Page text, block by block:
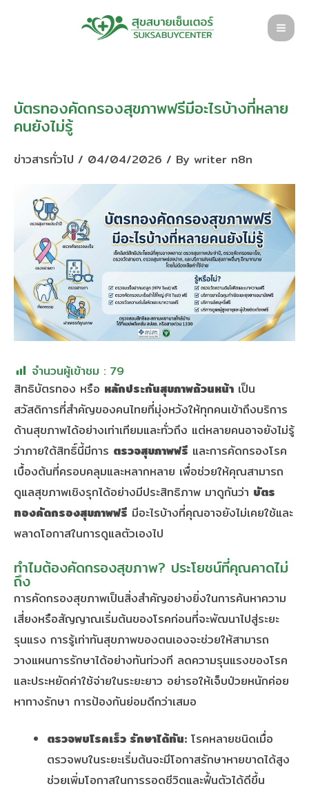
บัตรทองคัดกรองสุขภาพฟรีมีอะไรบ้างที่หลาย
คนยังไม่รู้
ข่าวสารทั่วไป / 04/04/2026 / By writer n8n
จำนวนผู้เข้าชม : 79
สิทธิบัตรทอง หรือ หลักประกันสุขภาพถ้วนหน้า เป็น
สวัสดิการที่สำคัญของคนไทยที่มุ่งหวังให้ทุกคนเข้าถึงบริการ
ด้านสุขภาพได้อย่างเท่าเทียมและทั่วถึง แต่หลายคนอาจยังไม่รู้
ว่าภายใต้สิทธิ์นี้มีการ ตรวจสุขภาพฟรี และการคัดกรองโรค
เบื้องต้นที่ครอบคลุมและหลากหลาย เพื่อช่วยให้คุณสามารถ
ดูแลสุขภาพเชิงรุกได้อย่างมีประสิทธิภาพ มาดูกันว่า บัตร
ทองคัดกรองสุขภาพฟรี มีอะไรบ้างที่คุณอาจยังไม่เคยใช้และ
พลาดโอกาสในการดูแลตัวเองไป
ทำไมต้องคัดกรองสุขภาพ? ประโยชน์ที่คุณคาดไม่
ถึง
การคัดกรองสุขภาพเป็นสิ่งสำคัญอย่างยิ่งในการค้นหาความ
เสี่ยงหรือสัญญาณเริ่มต้นของโรคก่อนที่จะพัฒนาไปสู่ระยะ
รุนแรง การรู้เท่าทันสุขภาพของตนเองจะช่วยให้สามารถ
วางแผนการรักษาได้อย่างทันท่วงที ลดความรุนแรงของโรค
และประหยัดค่าใช้จ่ายในระยะยาว อย่ารอให้เจ็บป่วยหนักค่อย
หาทางรักษา การป้องกันย่อมดีกว่าเสมอ
ตรวจพบโรคเร็ว รักษาได้ทัน: โรคหลายชนิดเมื่อ
ตรวจพบในระยะเริ่มต้นจะมีโอกาสรักษาหายขาดได้สูง
ช่วยเพิ่มโอกาสในการรอดชีวิตและฟื้นตัวได้ดีขึ้น